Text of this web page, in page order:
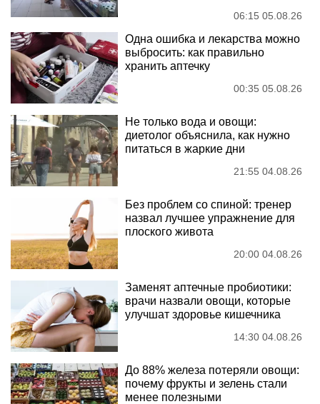
06:15 05.08.26
Одна ошибка и лекарства можно
выбросить: как правильно
хранить аптечку
00:35 05.08.26
Не только вода и овощи:
диетолог объяснила, как нужно
питаться в жаркие дни
21:55 04.08.26
Без проблем со спиной: тренер
назвал лучшее упражнение для
плоского живота
20:00 04.08.26
Заменят аптечные пробиотики:
врачи назвали овощи, которые
улучшат здоровье кишечника
14:30 04.08.26
До 88% железа потеряли овощи:
почему фрукты и зелень стали
менее полезными